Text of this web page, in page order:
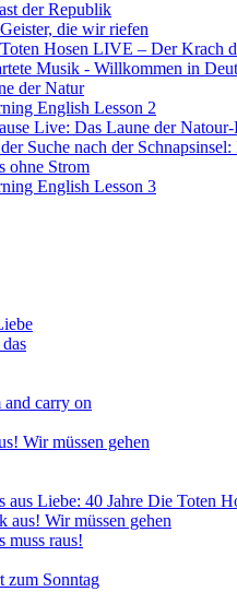
der Republik
die wir riefen
Hosen LIVE – Der Krach
Musik - Willkommen in
der Natur
English Lesson 2
Live: Das Laune der
Suche nach der
ohne Strom
English Lesson 3
carry on
Wir müssen gehen
aus Liebe: 40 Jahre Die Toten
aus! Wir müssen gehen
muss raus!
zum Sonntag